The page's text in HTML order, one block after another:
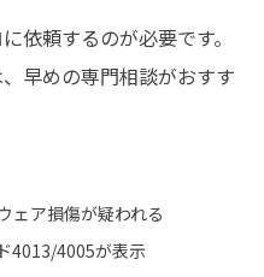
依頼するのが必要です。
早めの専門相談がおすす
ェア損傷が疑われる
4013/4005が表示